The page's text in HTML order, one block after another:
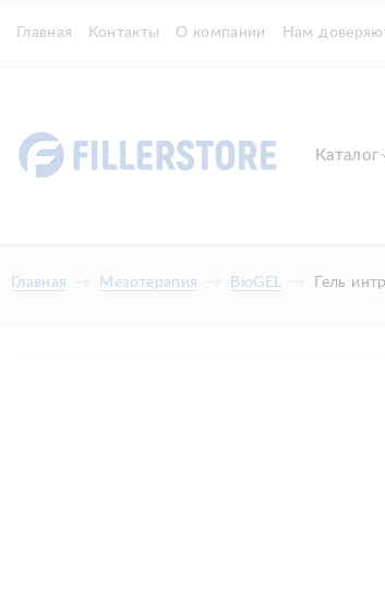
Главная Контакты О компании Нам
Каталог
Главная Мезотерапия BioGEL Гель